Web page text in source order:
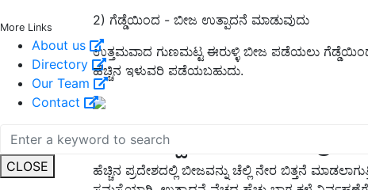
More Links
About us
Directory
Our Team
Contact
CLOSE
2) ಗೆಡ್ಡೆಯಿಂದ - ಬೀಜ ಉತ್ಪಾದನೆ ಮಾಡುವುದು
ಉತ್ತಮವಾದ ಗುಣಮಟ್ಟ ಈರುಳ್ಳಿ ಬೀಜ ಪಡೆಯಲು
ಹೆಚ್ಚಿನ ಇಳುವರಿ ಪಡೆಯಬಹುದು.
ಬೀಜ ಗಡ್ಡೆಗಳ ಬೇಸಾಯ ಕ್ರಮ :
ಹೆಚ್ಚಿನ ಪ್ರದೇಶದಲ್ಲಿ ಬೀಜವನ್ನು ಚೆಲ್ಲಿ ನೇರ ಬಿತ್ತನೆ